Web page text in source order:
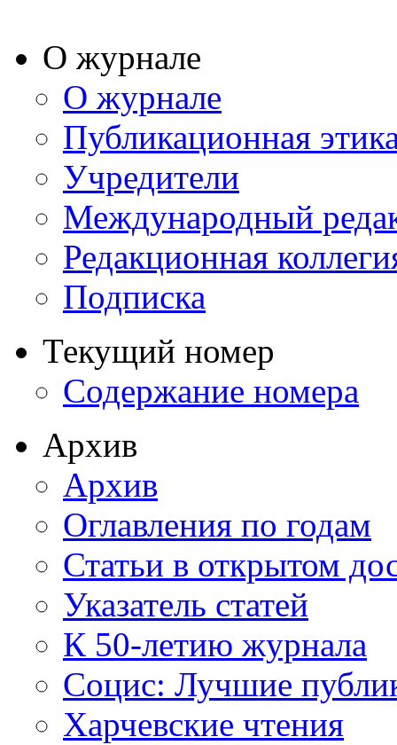
О журнале
О журнале
Публикационная
Учредители
Международный
Редакционная
Подписка
Текущий номер
Содержание номера
Архив
Архив
Оглавления по годам
Статьи в открытом
Указатель статей
К 50-летию журнала
Социс: Лучшие
Харчевские чтения